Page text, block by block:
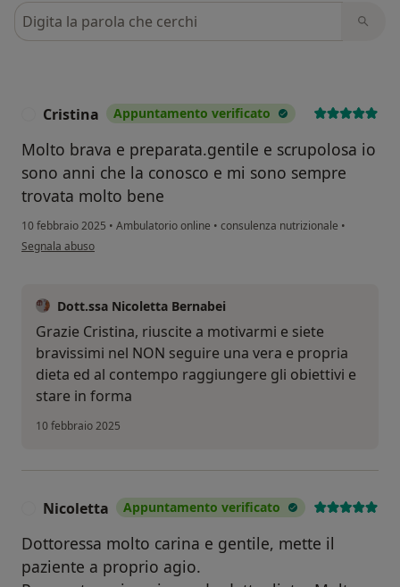
Cerca nelle recensioni
Cristina Appuntamento verificato
Molto brava e preparata.gentile e scrupolosa io
sono anni che la conosco e mi sono sempre
trovata molto bene
10 febbraio 2025 • Ambulatorio online • consulenza nutrizionale •
secondo l'opinione dell'utente Cristina
Segnala abuso
Dott.ssa Nicoletta Bernabei
Grazie Cristina, riuscite a motivarmi e siete
bravissimi nel NON seguire una vera e propria
dieta ed al contempo raggiungere gli obiettivi e
stare in forma
10 febbraio 2025
Nicoletta Appuntamento verificato
Dottoressa molto carina e gentile, mette il
paziente a proprio agio.